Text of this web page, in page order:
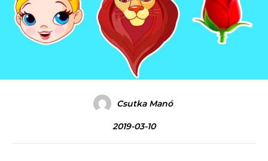
Csutka Manó
2019-03-10